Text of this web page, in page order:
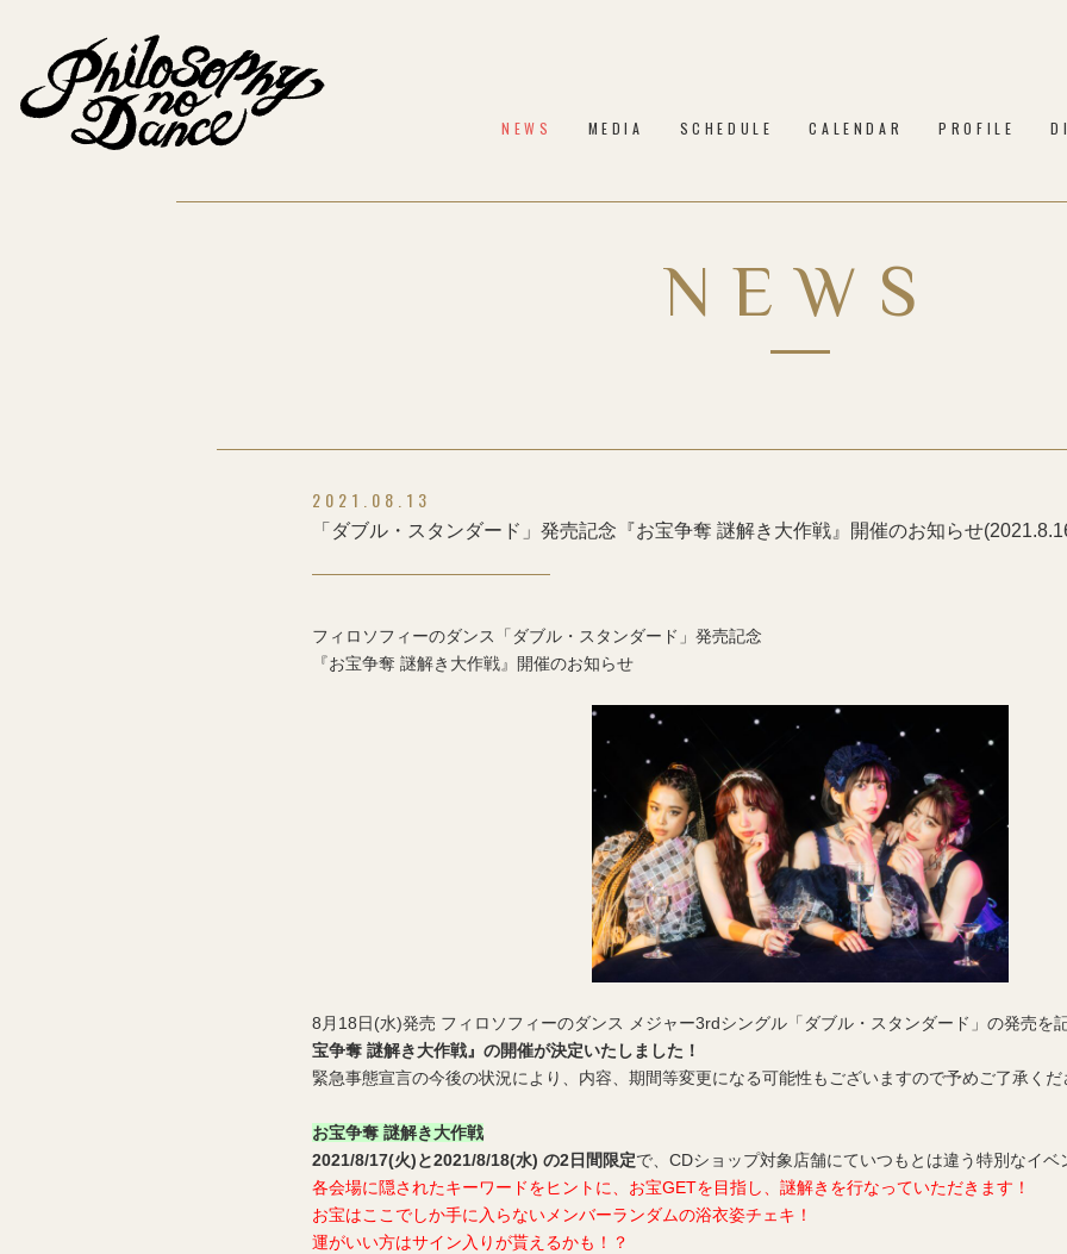
NEWS MEDIA SCHEDULE CALENDAR PROFILE
NEWS
2021.08.13
「ダブル・スタンダード」発売記念『お宝争奪 謎解き大作戦』開催のお知らせ
フィロソフィーのダンス「ダブル・スタンダード」発売記念
『お宝争奪 謎解き大作戦』開催のお知らせ
8月18日(水)発売 フィロソフィーのダンス メジャー3rdシングル「ダブル・スタンダード」の発売を
宝争奪 謎解き大作戦』の開催が決定いたしました！
緊急事態宣言の今後の状況により、内容、期間等変更になる可能性もございますので予めご了承くだ
お宝争奪 謎解き大作戦
2021/8/17(火)と2021/8/18(水) の2日間限定で、CDショップ対象店舗にていつもとは違う特別なイ
各会場に隠されたキーワードをヒントに、お宝GETを目指し、謎解きを行なっていただきます！
お宝はここでしか手に入らないメンバーランダムの浴衣姿チェキ！
運がいい方はサイン入りが貰えるかも！？